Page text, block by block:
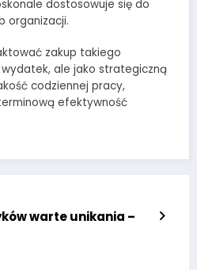
dostosowuje się do
organizacji.
zakup takiego
ale jako strategiczną
codziennej pracy,
efektywność
warte unikania –